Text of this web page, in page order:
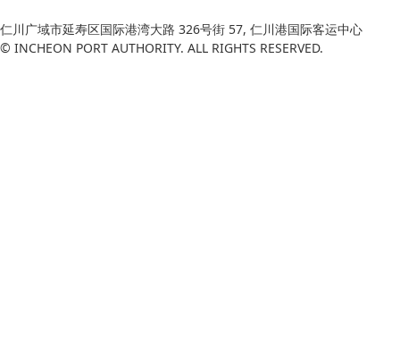
仁川广域市延寿区国际港湾大路 326号街 57, 仁川港国际客运中心
© INCHEON PORT AUTHORITY. ALL RIGHTS RESERVED.